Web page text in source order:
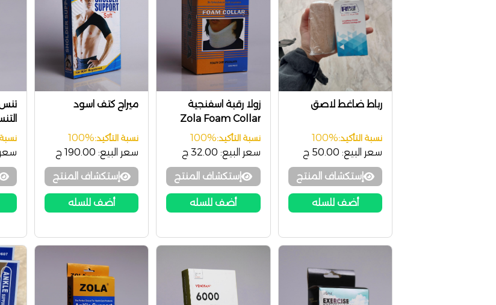
رباط ضاغط لاصق
نسبة التأكيد:100%
سعر البيع: 50.00 ج
إستكشاف المنتج
أضف للسله
زولا رقبة اسفنجية
Zola Foam Collar
نسبة التأكيد:100%
سعر البيع: 32.00 ج
إستكشاف المنتج
أضف للسله
ميراج كتف اسود
نسبة التأكيد:100%
سعر البيع: 190.00 ج
إستكشاف المنتج
أضف للسله
نسبة
سعر